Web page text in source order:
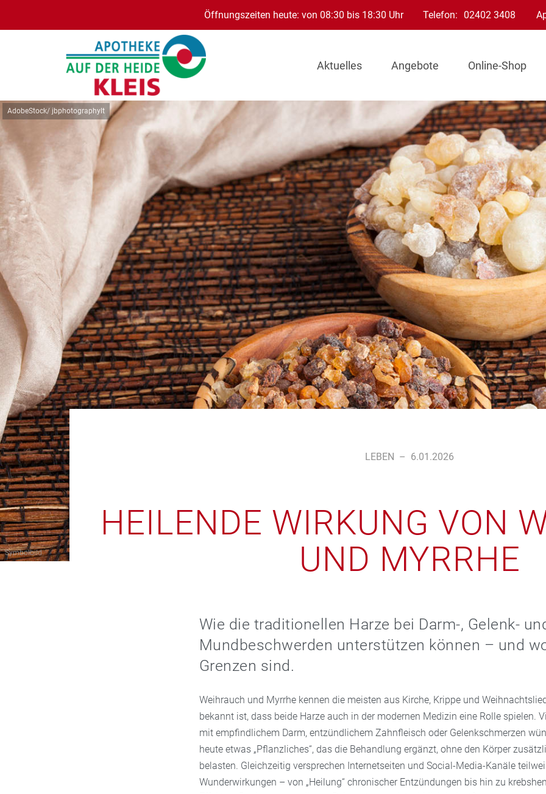
Öffnungszeiten heute: von 08:30 bis 18:30 Uhr Telefon: 02402 3408
Aktuelles Angebote Online-Shop
AdobeStock/ jbphotographylt
Symbolbild
LEBEN – 6.01.2026
HEILENDE WIRKUNG VON
UND MYRRHE
Wie die traditionellen Harze bei Darm-, Gelenk-
Mundbeschwerden unterstützen können – und
Grenzen sind.
Weihrauch und Myrrhe kennen die meisten aus Kirche, Krippe und
bekannt ist, dass beide Harze auch in der modernen Medizin eine Rolle spielen.
mit empfindlichem Darm, entzündlichem Zahnfleisch oder Gelenkschmerzen
heute etwas „Pflanzliches“, das die Behandlung ergänzt, ohne den Körper
belasten. Gleichzeitig versprechen Internetseiten und Social-Media-Kanäle
Wunderwirkungen – von „Heilung“ chronischer Entzündungen bis hin zu